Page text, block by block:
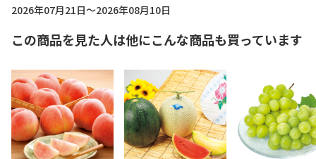
2026年07月21日～2026年08月10日
この商品を見た人は他にこんな商品も買っています